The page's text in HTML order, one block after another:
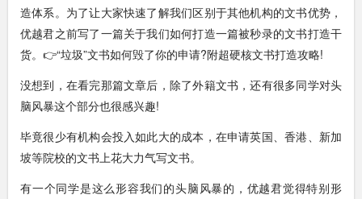
造体系。为了让大家快速了解我们区别于其他机构的文书优势，
优越君之前写了一篇关于我们如何打造一篇被秒录的文书打造干
货。👉“垃圾”文书如何毁了你的申请?附超硬核文书打造攻略!
没想到，在看完那篇文章后，除了外籍文书，还有很多同学对头
脑风暴这个部分也很感兴趣!
毕竟很少有机构会投入如此大的成本，在申请英国、香港、新加
坡等院校的文书上花大力气写文书。
有一个同学是这么形容我们的头脑风暴的，优越君觉得特别形